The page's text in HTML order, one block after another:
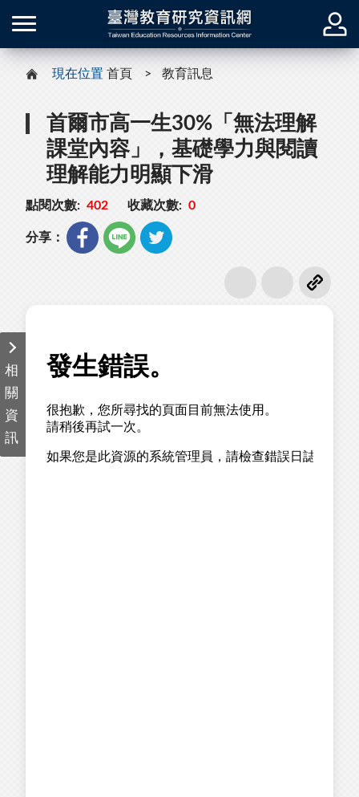
現在位置 首頁 教育訊息
首爾市高一生30%「無法理解
課堂內容」，基礎學力與閱讀
理解能力明顯下滑
點閱次數: 402 收藏次數: 0
分享：
相
關
資
訊